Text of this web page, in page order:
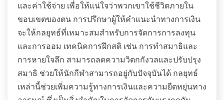
และค่าใช้จ่าย เพื่อให้แน่ใจว่าพวกเขาใช้ชีวิตภายใน
ขอบเขตของตน การปรึกษาผู้ให้คำแนะนำทางการเงิน
จะให้กลยุทธ์ที่เหมาะสมสำหรับการจัดการการลงทุน
และการออม เทคนิคการฝึกสติ เช่น การทำสมาธิและ
การหายใจลึก สามารถลดความวิตกกังวลและปรับปรุง
สมาธิ ช่วยให้นักกีฬาสามารถอยู่กับปัจจุบันได้ กลยุทธ์
เหล่านี้ช่วยเพิ่มความรู้ทางการเงินและความยืดหยุ่นทาง